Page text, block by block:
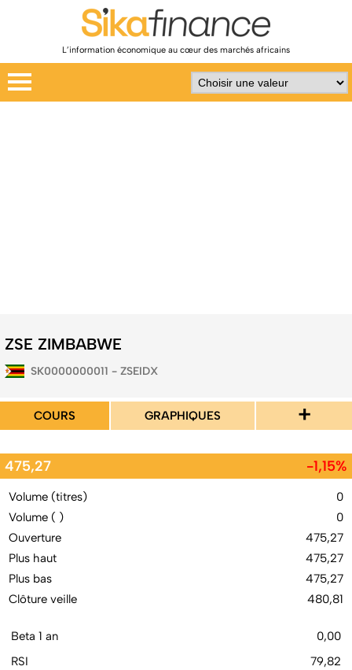
L’information économique au cœur des marchés africains
ZSE ZIMBABWE
SK0000000011 - ZSEIDX
COURS GRAPHIQUES +
475,27 -1,15%
Volume (titres)
0
Volume ( )
0
Ouverture
475,27
Plus haut
475,27
Plus bas
475,27
Clôture veille
480,81
Beta 1 an
0,00
RSI
79,82